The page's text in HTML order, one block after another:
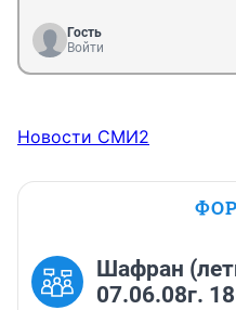
Гость
Войти
Новости СМИ2
Шафран
07.06.08г.